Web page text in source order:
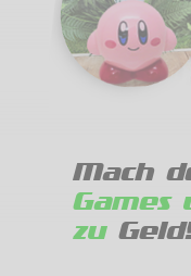
Mach
Games
zu